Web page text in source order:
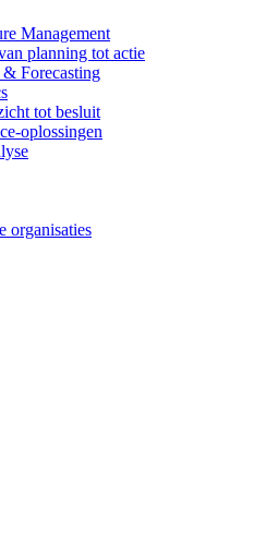
Management
planning tot actie
Forecasting
tot besluit
oplossingen
organisaties